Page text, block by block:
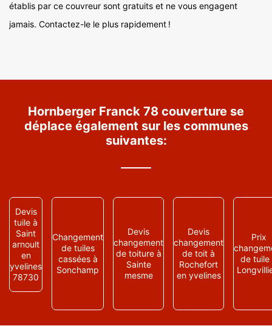
établis par ce couvreur sont gratuits et ne vous engagent
jamais. Contactez-le le plus rapidement !
Hornberger Franck 78 couverture se
déplace également sur les communes
suivantes:
Devis
tuile à
Saint
arnoult
en
yvelines
78730
Changement
de tuiles
cassées à
Sonchamp
Devis
changement
de toiture à
Sainte
mesme
Devis
changement
de toit à
Rochefort
en yvelines
Prix
de tuile